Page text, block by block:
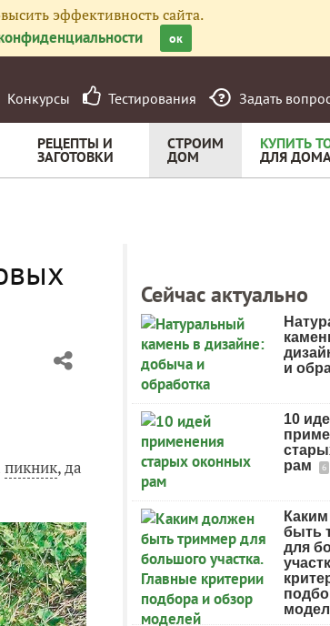
эффективность сайта.
ок
Конкурсы Тестирования Задать
РЕЦЕПТЫ И
ЗАГОТОВКИ
СТРОИМ
ДОМ
КУПИТЬ
ДЛЯ
пикник, да
Сейчас актуально
и
10
рам
6
быть
для